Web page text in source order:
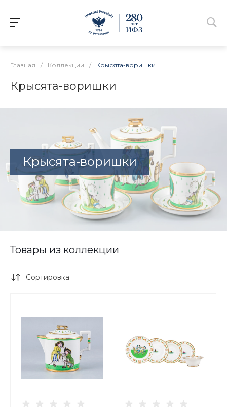
Главная / Коллекции / Крысята-воришки
Крысята-воришки
Крысята-воришки
Товары из коллекции
Сортировка